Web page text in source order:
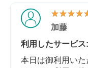
加藤
利用したサービ
本日は御利用いた